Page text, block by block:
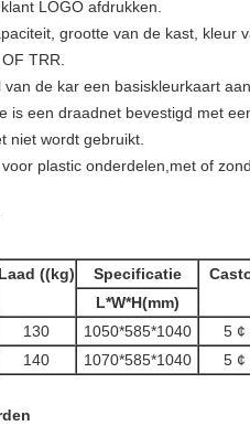
LOGO afdrukken.
grootte van de kast, kleur
TRR.
de kar een basiskleurkaart
is een draadnet bevestigd met
niet wordt gebruikt.
plastic onderdelen,met of
Laad ((kg) Specificatie
L*W*H(mm)
130 1050*585*1040 5 ¢
140 1070*585*1040 5 ¢